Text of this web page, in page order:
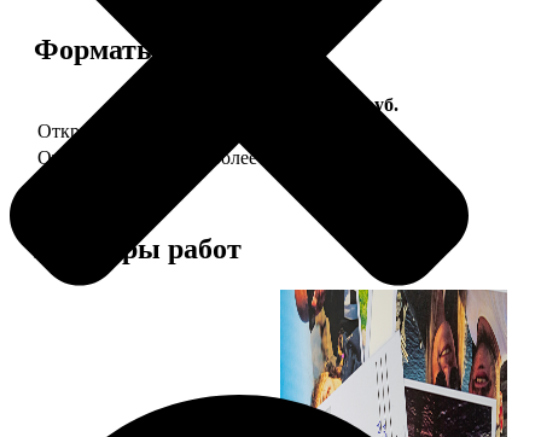
Форматы и цены
Цена, руб.
Открытка А5 "отправим за Вас"
Открытка А5 6 шт и более
Примеры работ